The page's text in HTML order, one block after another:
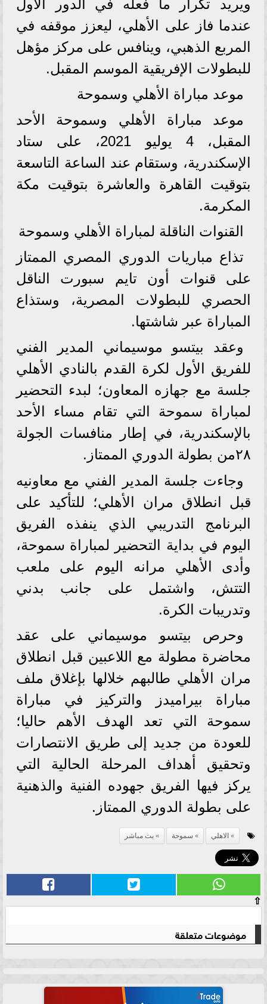
ويريد تكرار ما فعله في الدور الأول
عندما فاز على الأهلي، ليعزز موقفه في
المربع الذهبي، وينافس على مركز مؤهل
للبطولات الإفريقية الموسم المقبل.
موعد مباراة الأهلي وسموحة
موعد مباراة الأهلي وسموحة الأحد
المقبل، 4 يوليو 2021، على ستاد
الإسكندرية، وستقام عند الساعة التاسعة
بتوقيت القاهرة والعاشرة بتوقيت مكة
المكرمة.
القنوات الناقلة لمباراة الأهلي وسموحة
تذاع مباريات الدوري المصري الممتاز
على قنوات أون تايم سبورت الناقل
الحصري للبطولات المصرية، وستذاع
المباراة عبر شاشتها.
وعقد بيتسو موسيماني المدير الفني
للفريق الأول لكرة القدم بالنادي الأهلي
جلسة مع جهازه المعاون؛ لبدء التحضير
لمباراة سموحة التي تقام مساء الأحد
بالإسكندرية، في إطار منافسات الجولة
٢٨من بطولة الدوري الممتاز.
وجاءت جلسة المدير الفني مع معاونيه
قبل انطلاق مران الأهلي؛ للتأكيد على
البرنامج التدريبي الذي ينفذه الفريق
اليوم في بداية التحضير لمباراة سموحة،
وأدى الأهلي مرانه اليوم على ملعب
التتش، واشتمل على جانب بدني
وتدريبات الكرة.
وحرص بيتسو موسيماني على عقد
محاضرة مطولة مع اللاعبين قبل انطلاق
مران الأهلي طالبهم خلالها بإغلاق ملف
مباراة بيراميدز والتركيز في مباراة
سموحة التي تعد الهدف الأهم حاليا؛
للعودة من جديد إلى طريق الانتصارات
وتحقيق أهداف المرحلة الحالية التي
يركز فيها الفريق جهوده الفنية والذهنية
على بطولة الدوري الممتاز.
الاهلي سموحة بث مباشر
⇧
موضوعات متعلقة